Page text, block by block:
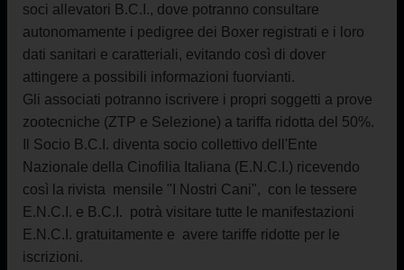
soci allevatori B.C.I., dove potranno consultare
autonomamente i pedigree dei Boxer registrati e i loro
dati sanitari e caratteriali, evitando così di dover
attingere a possibili informazioni fuorvianti.
Gli associati potranno iscrivere i propri soggetti a prove
zootecniche (ZTP e Selezione) a tariffa ridotta del 50%.
Il Socio B.C.I. diventa socio collettivo dell'Ente
Nazionale della Cinofilia Italiana (E.N.C.I.) ricevendo
così la rivista mensile "I Nostri Cani", con le tessere
E.N.C.I. e B.C.I. potrà visitare tutte le manifestazioni
E.N.C.I. gratuitamente e avere tariffe ridotte per le
iscrizioni.